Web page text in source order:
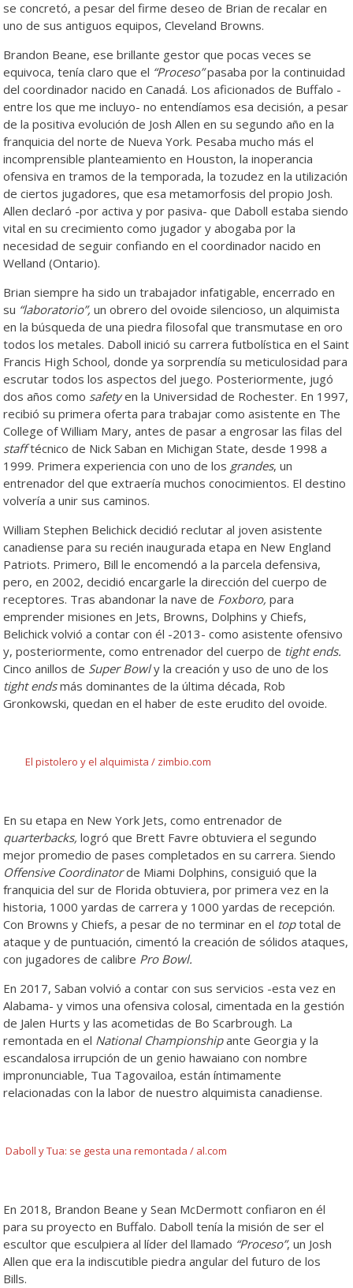
se concretó, a pesar del firme deseo de Brian de recalar en
uno de sus antiguos equipos, Cleveland Browns.
Brandon Beane, ese brillante gestor que pocas veces se
equivoca, tenía claro que el “Proceso”pasaba por la continuidad
del coordinador nacido en Canadá. Los aficionados de Buffalo -
entre los que me incluyo- no entendíamos esa decisión, a pesar
de la positiva evolución de Josh Allen en su segundo año en la
franquicia del norte de Nueva York. Pesaba mucho más el
incomprensible planteamiento en Houston, la inoperancia
ofensiva en tramos de la temporada, la tozudez en la utilización
de ciertos jugadores, que esa metamorfosis del propio Josh.
Allen declaró -por activa y por pasiva- que Daboll estaba siendo
vital en su crecimiento como jugador y abogaba por la
necesidad de seguir confiando en el coordinador nacido en
Welland (Ontario).
Brian siempre ha sido un trabajador infatigable, encerrado en
su “laboratorio”,un obrero del ovoide silencioso, un alquimista
en la búsqueda de una piedra filosofal que transmutase en oro
todos los metales. Daboll inició su carrera futbolística en el Saint
Francis High School,donde ya sorprendía su meticulosidad para
escrutar todos los aspectos del juego. Posteriormente, jugó
dos años como safetyen la Universidad de Rochester. En 1997,
recibió su primera oferta para trabajar como asistente en The
College of William Mary, antes de pasar a engrosar las filas del
stafftécnico de Nick Saban en Michigan State, desde 1998 a
1999. Primera experiencia con uno de los grandes, un
entrenador del que extraería muchos conocimientos. El destino
volvería a unir sus caminos.
William Stephen Belichick decidió reclutar al joven asistente
canadiense para su recién inaugurada etapa en New England
Patriots. Primero, Bill le encomendó a la parcela defensiva,
pero, en 2002, decidió encargarle la dirección del cuerpo de
receptores. Tras abandonar la nave de Foxboro,para
emprender misiones en Jets, Browns, Dolphins y Chiefs,
Belichick volvió a contar con él -2013- como asistente ofensivo
y, posteriormente, como entrenador del cuerpo de tight ends.
Cinco anillos de Super Bowly la creación y uso de uno de los
tight endsmás dominantes de la última década, Rob
Gronkowski, quedan en el haber de este erudito del ovoide.
El pistolero y el alquimista / zimbio.com
En su etapa en New York Jets, como entrenador de
quarterbacks,logró que Brett Favre obtuviera el segundo
mejor promedio de pases completados en su carrera. Siendo
Offensive Coordinatorde Miami Dolphins, consiguió que la
franquicia del sur de Florida obtuviera, por primera vez en la
historia, 1000 yardas de carrera y 1000 yardas de recepción.
Con Browns y Chiefs, a pesar de no terminar en el toptotal de
ataque y de puntuación, cimentó la creación de sólidos ataques,
con jugadores de calibre Pro Bowl.
En 2017, Saban volvió a contar con sus servicios -esta vez en
Alabama- y vimos una ofensiva colosal, cimentada en la gestión
de Jalen Hurts y las acometidas de Bo Scarbrough. La
remontada en el National Championshipante Georgia y la
escandalosa irrupción de un genio hawaiano con nombre
impronunciable, Tua Tagovailoa, están íntimamente
relacionadas con la labor de nuestro alquimista canadiense.
Daboll y Tua: se gesta una remontada / al.com
En 2018, Brandon Beane y Sean McDermott confiaron en él
para su proyecto en Buffalo. Daboll tenía la misión de ser el
escultor que esculpiera al líder del llamado “Proceso”, un Josh
Allen que era la indiscutible piedra angular del futuro de los
Bills.